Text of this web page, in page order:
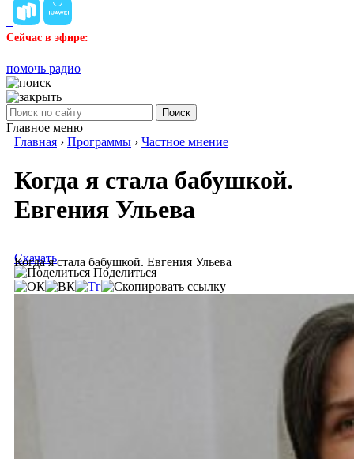
Сейчас в эфире:
помочь радио
Поиск
Главное меню
Главная › Программы › Частное мнение
Когда я стала бабушкой.
Евгения Ульева
Когда я стала бабушкой. Евгения Ульева
Скачать
Поделиться